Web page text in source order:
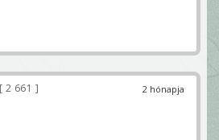
2 hónapja
2 661